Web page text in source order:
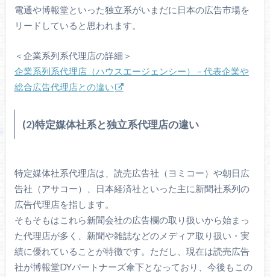
電通や博報堂といった独立系がいまだに日本の広告市場を
リードしていると思われます。
＜企業系列系代理店の詳細＞
企業系列系代理店（ハウスエージェンシー） – 代表企業や
総合広告代理店との違い
(2)特定媒体社系と独立系代理店の違い
特定媒体社系代理店は、読売広告社（ヨミコー）や朝日広
告社（アサコー）、日本経済社といった主に新聞社系列の
広告代理店を指します。
そもそもはこれら新聞会社の広告欄の取り扱いから始まっ
た代理店が多く、新聞や雑誌などのメディア取り扱い・実
績に優れていることが特徴です。ただし、現在は読売広告
社が博報堂DYパートナーズ傘下となっており、今後もこの